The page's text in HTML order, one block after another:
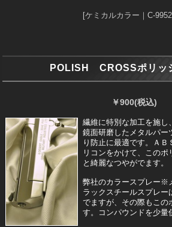
[ケミカルカラー｜C-
POLISH CROSSポリッ
￥900(税込)
繊維に特別な加工を施し
鏡面研磨したメタルパー
り防止に最適です。Ａ
リコンをかけて、この
と綺麗なつやがでます。
弊社のカラースプレー※
ラックスチールスプレ
でますが、その際もこの
す。コンパウンドを少量